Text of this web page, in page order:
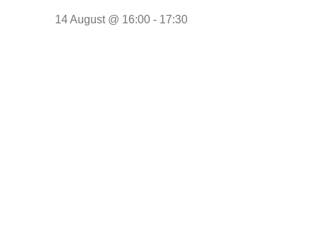
14 August @ 16:00 - 17:30